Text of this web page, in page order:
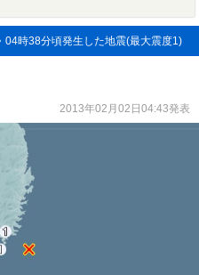
04時38分頃発生した地震(最大震度1)
2013年02月02日04:43発表